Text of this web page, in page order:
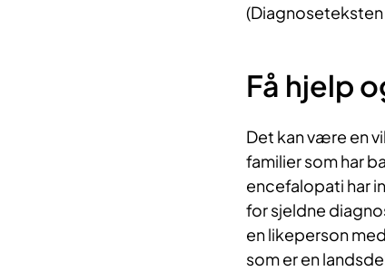
Få hjelp
Det kan være en
familier som har
encefalopati har
for sjeldne
en likeperson
som er en